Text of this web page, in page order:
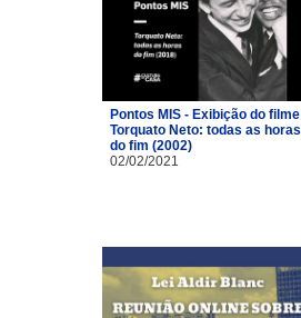
Pontos MIS - Exibição do filme
Torquato Neto: todas as horas
do fim (2002)
02/02/2021